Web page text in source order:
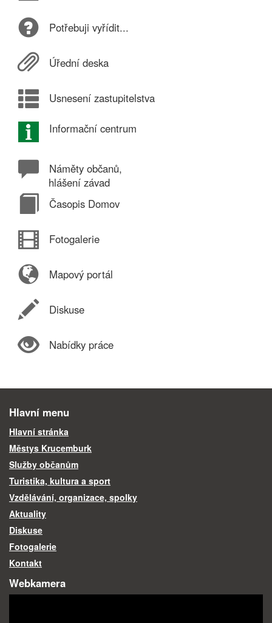
Potřebuji vyřídit...
Úřední deska
Usnesení zastupitelstva
Informační centrum
Náměty občanů,
hlášení závad
Časopis Domov
Fotogalerie
Mapový portál
Diskuse
Nabídky práce
Hlavní menu
Hlavní stránka
Městys Krucemburk
Služby občanům
Turistika, kultura a sport
Vzdělávání, organizace, spolky
Aktuality
Diskuse
Fotogalerie
Kontakt
Webkamera